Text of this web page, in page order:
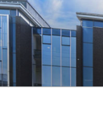
Zum
Inhalt
springen